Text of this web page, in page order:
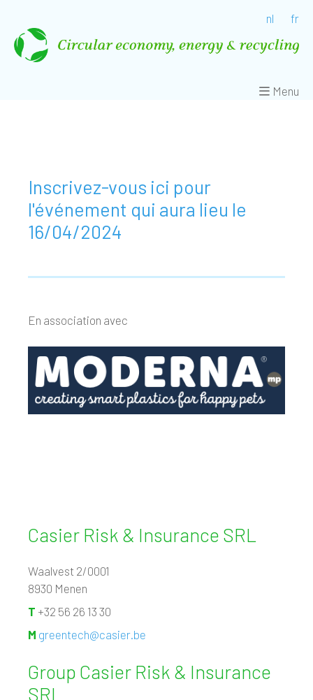
nl fr
Menu
Inscrivez-vous ici pour
l'événement qui aura lieu le
16/04/2024
En association avec
Casier Risk & Insurance SRL
Waalvest 2/0001
8930 Menen
T +32 56 26 13 30
M greentech@casier.be
Group Casier Risk & Insurance
SRL